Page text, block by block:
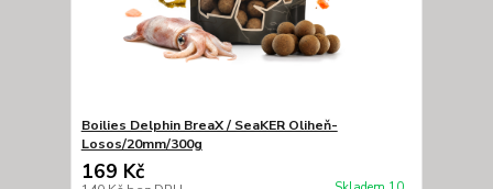
Boilies Delphin BreaX / SeaKER Oliheň-
Losos/20mm/300g
169 Kč